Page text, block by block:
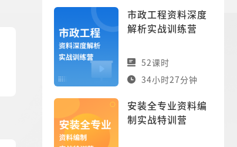
市政工程资料深度
解析实战训练营
52课时
34小时27分钟
安装全专业资料编
制实战特训营